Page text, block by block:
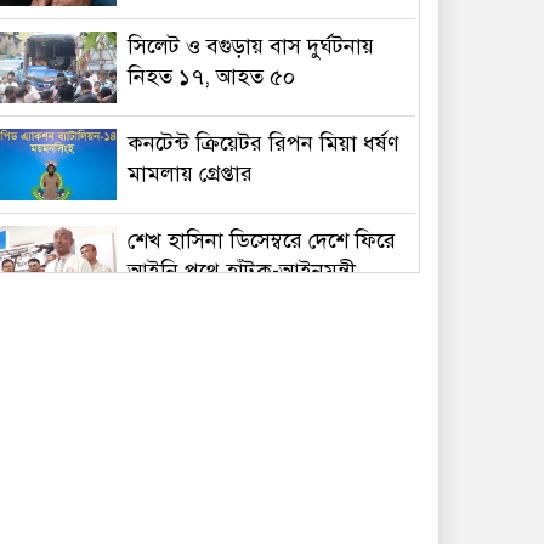
সিলেট ও বগুড়ায় বাস দুর্ঘটনায়
নিহত ১৭, আহত ৫০
কনটেন্ট ক্রিয়েটর রিপন মিয়া ধর্ষণ
মামলায় গ্রেপ্তার
শেখ হাসিনা ডিসেম্বরে দেশে ফিরে
আইনি পথে হাঁটুক-আইনমন্ত্রী